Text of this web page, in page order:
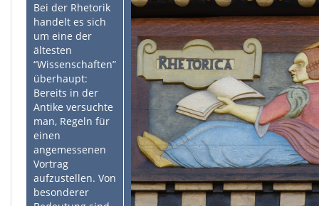
Bei der Rhetorik
handelt es sich
um eine der
ältesten
“Wissenschaften”
überhaupt:
Bereits in der
Antike versuchte
man, Regeln für
einen
angemessenen
Vortrag
aufzustellen. Von
besonderer